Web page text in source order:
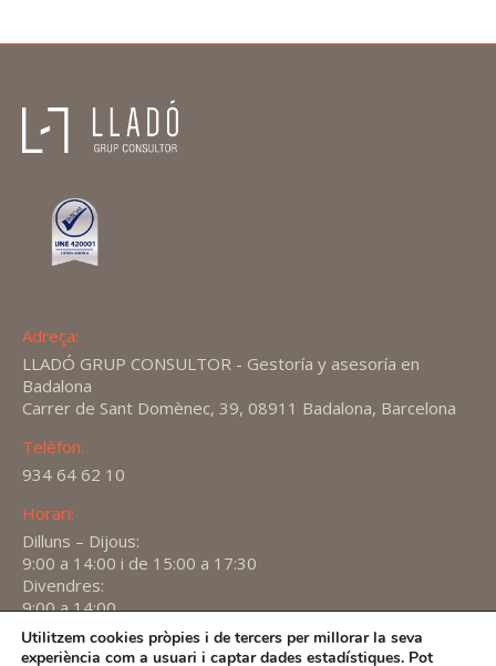
Adreça:
LLADÓ GRUP CONSULTOR - Gestoría y asesoría en
Badalona
Carrer de Sant Domènec, 39, 08911 Badalona, Barcelona
Telèfon:
934 64 62 10
Horari:
Dilluns – Dijous:
9:00 a 14:00 i de 15:00 a 17:30
Divendres:
9:00 a 14:00
Find us on:
Utilitzem cookies pròpies i de tercers per millorar la seva
experiència com a usuari i captar dades estadístiques. Pot